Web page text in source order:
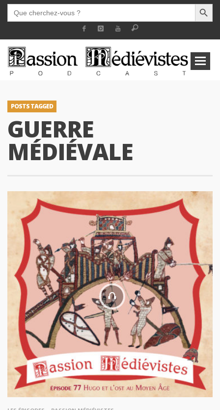
SEARCH
FOR:
SEARCH
POSTS TAGGED
GUERRE
MÉDIÉVALE